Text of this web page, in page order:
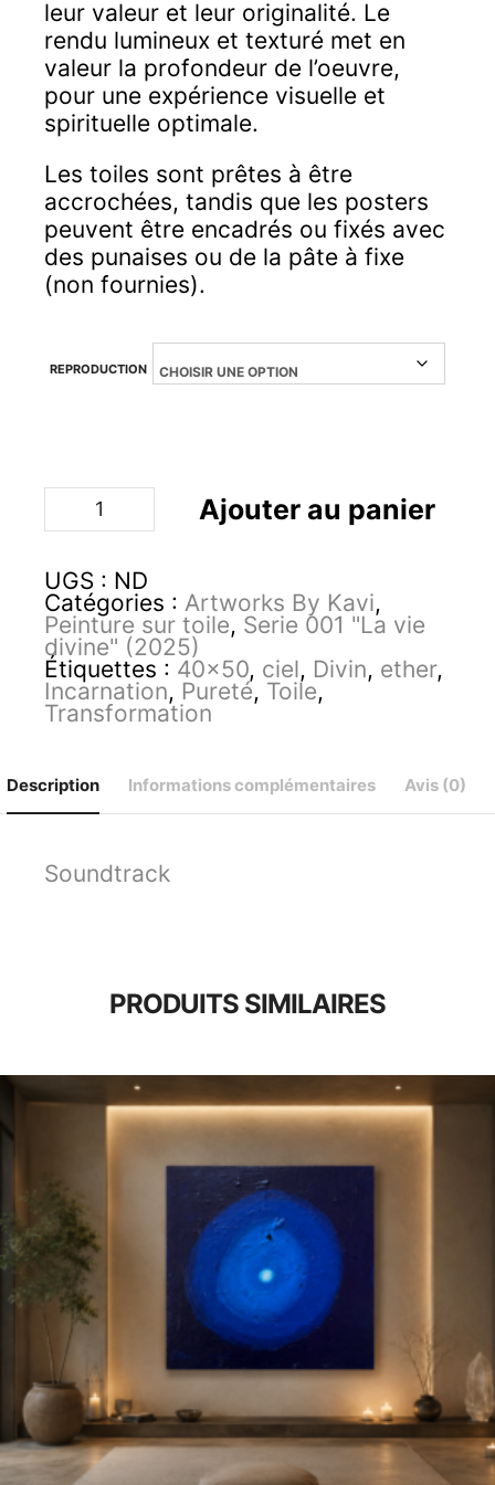
leur valeur et leur originalité. Le
rendu lumineux et texturé met en
valeur la profondeur de l’oeuvre,
pour une expérience visuelle et
spirituelle optimale.
Les toiles sont prêtes à être
accrochées, tandis que les posters
peuvent être encadrés ou fixés avec
des punaises ou de la pâte à fixe
(non fournies).
REPRODUCTION
quantité
de
Ajouter au panier
UGS : ND
Catégories : Artworks By Kavi,
Peinture sur toile, Serie 001 "La vie
divine" (2025)
Étiquettes : 40x50, ciel, Divin, ether,
Incarnation, Pureté, Toile,
Transformation
Description Informations complémentaires Avis (0)
Soundtrack
PRODUITS SIMILAIRES
3,00€ 150,00€